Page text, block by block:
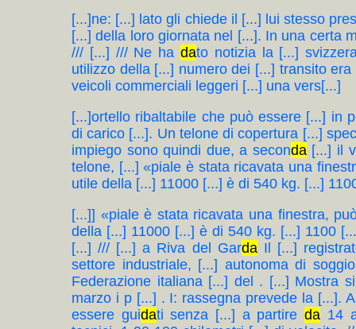
[...]ne: [...] lato gli chiede il [...] lui stesso
[...] della loro giornata nel [...]. In una certa
/// [...] /// Ne ha dato notizia la [...]
utilizzo della [...] numero dei [...] transito
veicoli commerciali leggeri [...] una vers[...]
[...]ortello ribaltabile che può essere [...] in
di carico [...]. Un telone di copertura [...]
impiego sono quindi due, a seconda[...] il
telone, [...] «piale è stata ricavata una
utile della [...] 11000 [...] è di 540 kg. [...]
[...]] «piale è stata ricavata una finestra,
della [...] 11000 [...] è di 540 kg. [...] 1100
[...] /// [...] a Riva del GardaIl [...]
settore industriale, [...] autonoma di
Federazione italiana [...] del . [...] Mostra
marzo i p [...] . I: rassegna prevede la [...].
essere guidati senza [...] a partireda 14